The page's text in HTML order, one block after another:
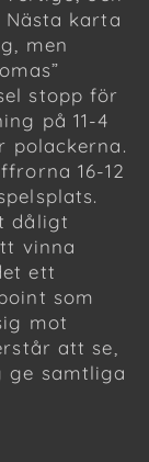
karta
men
stopp för
på 11-4
polackerna.
16-12
dåligt
vinna
ett
som
mot
att se,
ge samtliga